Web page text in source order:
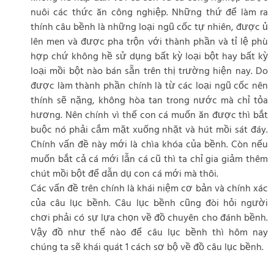
nuôi các thức ăn công nghiệp. Những thứ để làm ra
thính câu bềnh là những loại ngũ cốc tự nhiên, được ủ
lên men và được pha trộn với thành phần và tỉ lệ phù
hợp chứ không hề sử dụng bất kỳ loại bột hay bất kỳ
loại mồi bột nào bán sẵn trên thị trường hiện nay. Do
được làm thành phần chính là từ các loại ngũ cốc nên
thính sẽ nặng, không hòa tan trong nước mà chỉ tỏa
hương. Nên chính vì thế con cá muốn ăn được thì bắt
buộc nó phải cắm mặt xuống nhặt và hút mồi sát đáy.
Chính vấn đề này mới là chìa khóa của bềnh. Còn nếu
muốn bắt cả cá mới lẫn cá cũ thì ta chỉ gia giảm thêm
chút mồi bột để dẫn dụ con cá mới mà thôi.
Các vấn đề trên chính là khái niệm cơ bản và chính xác
của câu lục bềnh. Câu lục bềnh cũng đòi hỏi người
chơi phải có sự lựa chọn về đồ chuyên cho đánh bềnh.
Vậy đồ như thế nào để câu lục bềnh thì hôm nay
chúng ta sẽ khái quát 1 cách sơ bộ về đồ câu lục bềnh.